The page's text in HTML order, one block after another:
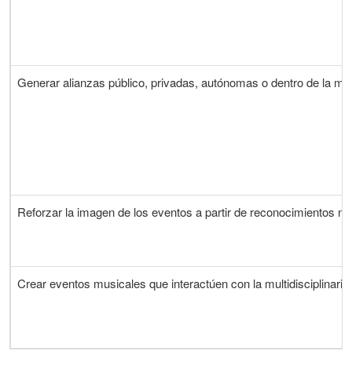
Generar alianzas público, privadas, autónomas o dentro de la
Reforzar la imagen de los eventos a partir de reconocimientos
Crear eventos musicales que interactúen con la